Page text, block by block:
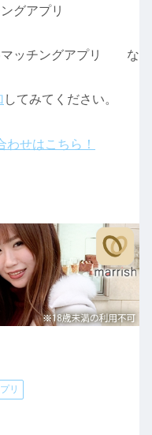
グアプリ
マッチングアプリ な
してみてください。
わせはこちら！
リ